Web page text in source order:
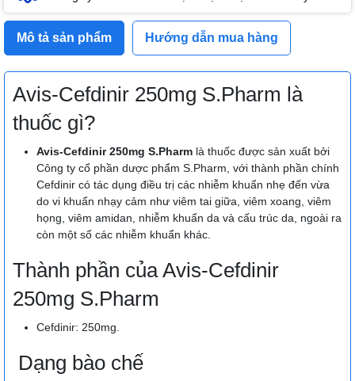
Mô tả sản phẩm Hướng dẫn mua hàng
Avis-Cefdinir 250mg S.Pharm là
thuốc gì?
Avis-Cefdinir 250mg S.Pharm là thuốc được sản xuất bởi
Công ty cổ phần dược phẩm S.Pharm, với thành phần chính
Cefdinir có tác dụng điều trị các nhiễm khuẩn nhẹ đến vừa
do vi khuẩn nhạy cảm như viêm tai giữa, viêm xoang, viêm
họng, viêm amidan, nhiễm khuẩn da và cấu trúc da, ngoài ra
còn một số các nhiễm khuẩn khác.
Thành phần của Avis-Cefdinir
250mg S.Pharm
Cefdinir: 250mg.
Dạng bào chế